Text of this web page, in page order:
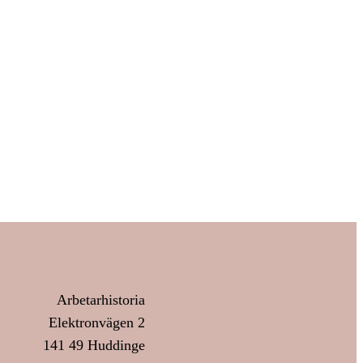
Arbetarhistoria
Elektronvägen 2
141 49 Huddinge